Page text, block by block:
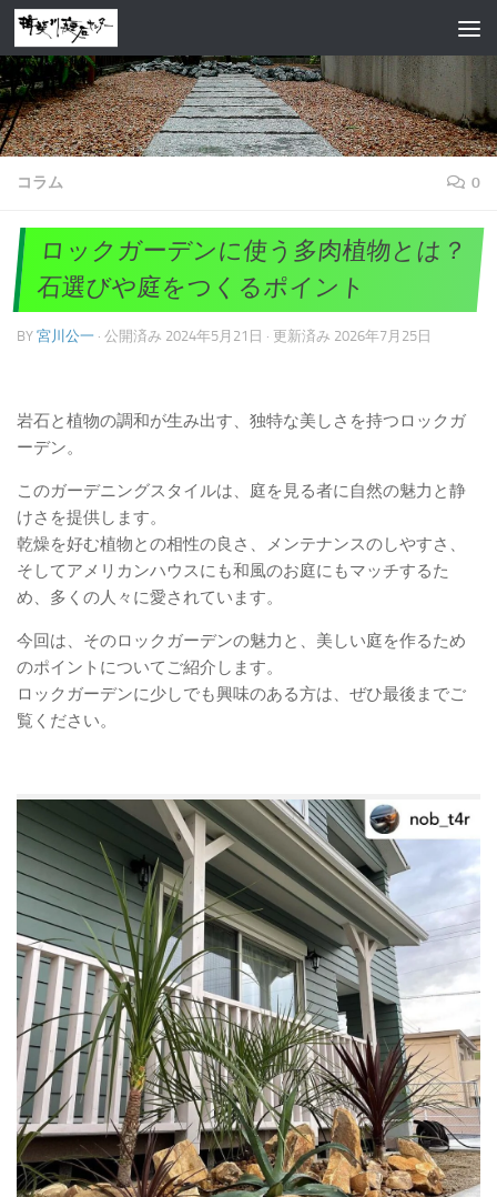
コンテンツへスキップ
コラム 0
ロックガーデンに使う多肉植物とは？
石選びや庭をつくるポイント
BY 宮川公一 · 公開済み 2024年5月21日 · 更新済み 2026年7月25日
岩石と植物の調和が生み出す、独特な美しさを持つロックガ
ーデン。
このガーデニングスタイルは、庭を見る者に自然の魅力と静
けさを提供します。
乾燥を好む植物との相性の良さ、メンテナンスのしやすさ、
そしてアメリカンハウスにも和風のお庭にもマッチするた
め、多くの人々に愛されています。
今回は、そのロックガーデンの魅力と、美しい庭を作るため
のポイントについてご紹介します。
ロックガーデンに少しでも興味のある方は、ぜひ最後までご
覧ください。